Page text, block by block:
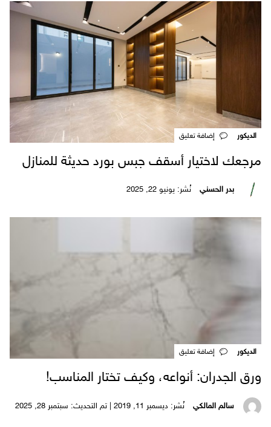
الديكور
مرجعك لاختيار أسقف جبس بورد حديثة للمنازل
بدر الحسني نُشر: يونيو 22, 2025
الديكور
ورق الجدران: أنواعه، وكيف تختار المناسب!
سالم المالكي نُشر: ديسمبر 11, 2019 | تم التحديث: سبتمبر 28, 2025